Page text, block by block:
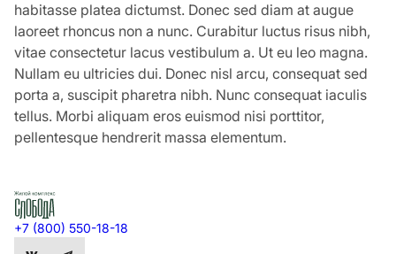
habitasse platea dictumst. Donec sed diam at augue
laoreet rhoncus non a nunc. Curabitur luctus risus nibh,
vitae consectetur lacus vestibulum a. Ut eu leo magna.
Nullam eu ultricies dui. Donec nisl arcu, consequat sed
porta a, suscipit pharetra nibh. Nunc consequat iaculis
tellus. Morbi aliquam eros euismod nisi porttitor,
pellentesque hendrerit massa elementum.
+7 (800) 550-18-18